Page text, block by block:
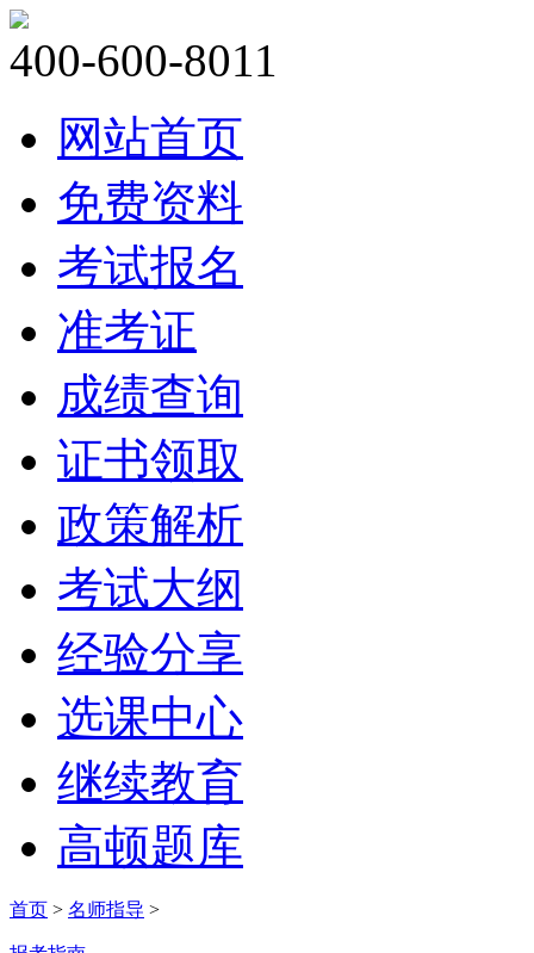
400-600-8011
网站首页
免费资料
考试报名
准考证
成绩查询
证书领取
政策解析
考试大纲
经验分享
选课中心
继续教育
高顿题库
首页 > 名师指导 >